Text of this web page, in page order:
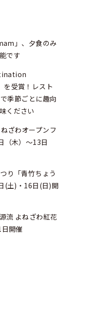
」、夕食のみ
です
受賞！レスト
季節ごとに趣向
ください
ざわオープンフ
（木）～13日
り「青竹ちょう
(土)・16日(日)開
流 よねざわ紅花
開催